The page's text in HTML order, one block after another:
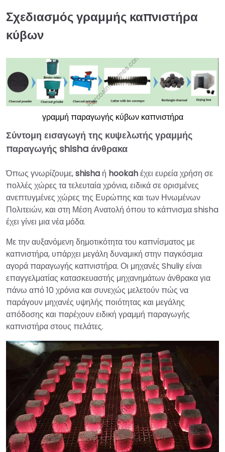
Σχεδιασμός γραμμής καπνιστήρα
κύβων
γραμμή παραγωγής κύβων καπνιστήρα
Σύντομη εισαγωγή της κυψελωτής γραμμής
παραγωγής shisha άνθρακα
Όπως γνωρίζουμε,shisha ή hookahέχει ευρεία χρήση σε
πολλές χώρες τα τελευταία χρόνια, ειδικά σε ορισμένες
ανεπτυγμένες χώρες της Ευρώπης και των Ηνωμένων
Πολιτειών, και στη Μέση Ανατολή όπου το κάπνισμα shisha
έχει γίνει μια νέα μόδα.
Με την αυξανόμενη δημοτικότητα του καπνίσματος με
καπνιστήρα, υπάρχει μεγάλη δυναμική στην παγκόσμια
αγορά παραγωγής καπνιστήρα. Οι μηχανές Shuliy είναι
επαγγελματίας κατασκευαστής μηχανημάτων άνθρακα για
πάνω από 10 χρόνια και συνεχώς μελετούν πώς να
παράγουν μηχανές υψηλής ποιότητας και μεγάλης
απόδοσης και παρέχουν ειδική γραμμή παραγωγής
καπνιστήρα στους πελάτες.